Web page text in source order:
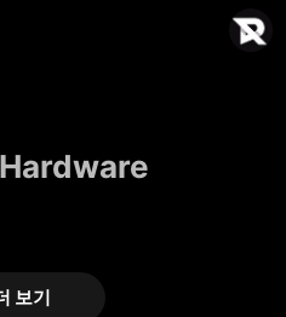
보기
Rebyte Hardware